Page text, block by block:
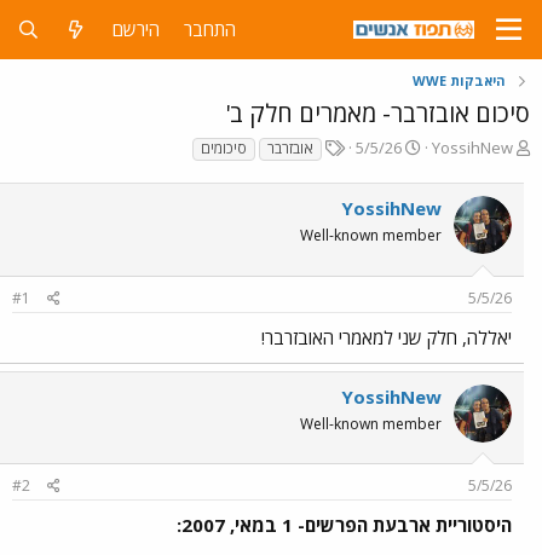
התחבר הירשם
היאבקות WWE
סיכום אובזרבר- מאמרים חלק ב'
פ
ת
ח
ה
ו
ש
YossihNew
פ
ר
ס
ם
ת
י
ך
5/5/26
T
a
g
אובזרבר סיכומים
YossihNew
Well-known member
5/5/26
#1
יאללה, חלק שני למאמרי האובזרבר!
YossihNew
Well-known member
5/5/26
#2
היסטוריית ארבעת הפרשים- 1 במאי, 2007: